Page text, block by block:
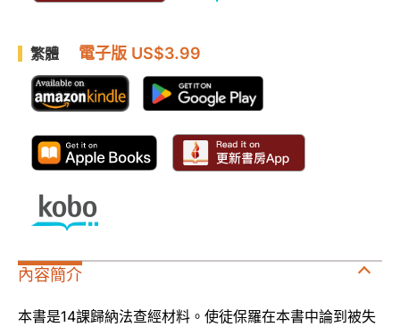
繁體 電子版 US$3.99
內容簡介
本書是14課歸納法查經材料。使徒保羅在本書中論到被失